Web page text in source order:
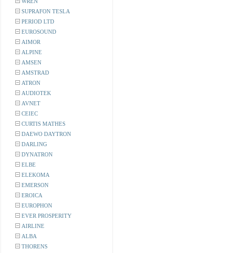
SUPRAFON TESLA
PERIOD LTD
EUROSOUND
AIMOR
ALPINE
AMSEN
AMSTRAD
ATRON
AUDIOTEK
AVNET
CEIEC
CURTIS MATHES
DAEWO DAYTRON
DARLING
DYNATRON
ELBE
ELEKOMA
EMERSON
EROICA
EUROPHON
EVER PROSPERITY
AIRLINE
ALBA
THORENS